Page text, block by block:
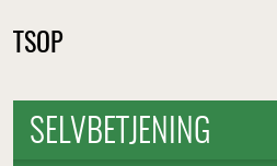
TSOP
SELVBETJENING